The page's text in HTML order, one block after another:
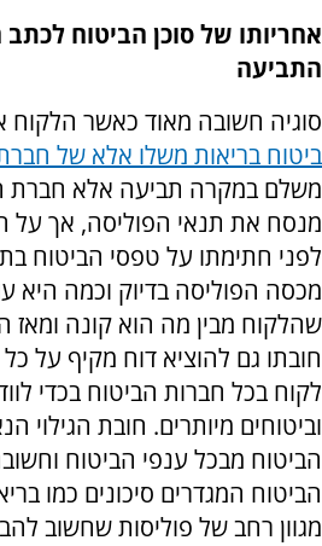
אחריותו של סוכן הביטוח לכתב
התביעה
סוגיה חשובה מאוד כאשר הלקוח
ביטוח בריאות משלו אלא של
משלם במקרה תביעה אלא חברת
מנסח את תנאי הפוליסה, אך על
לפני חתימתו על טפסי הביטוח
מכסה הפוליסה בדיוק וכמה היא
שהלקוח מבין מה הוא קונה
חובתו גם להוציא דוח מקיף על
לקוח בכל חברות הביטוח בכדי
וביטוחים מיותרים. חובת הגילוי
הביטוח מבכל ענפי הביטוח
הביטוח המגדרים סיכונים כמו
מגוון רחב של פוליסות שחשוב